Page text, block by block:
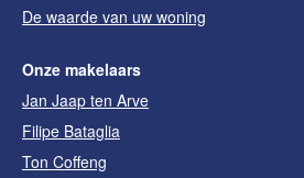
De waarde van uw woning
Onze makelaars
Jan Jaap ten Arve
Filipe Bataglia
Ton Coffeng